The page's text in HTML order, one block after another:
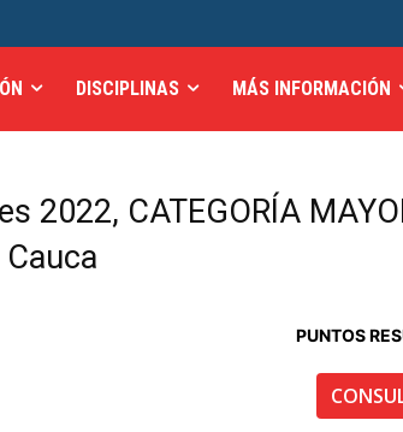
DISCIPLINAS MÁS INFORMACIÓN
CATEGORÍA
Cauca
PUNTOS